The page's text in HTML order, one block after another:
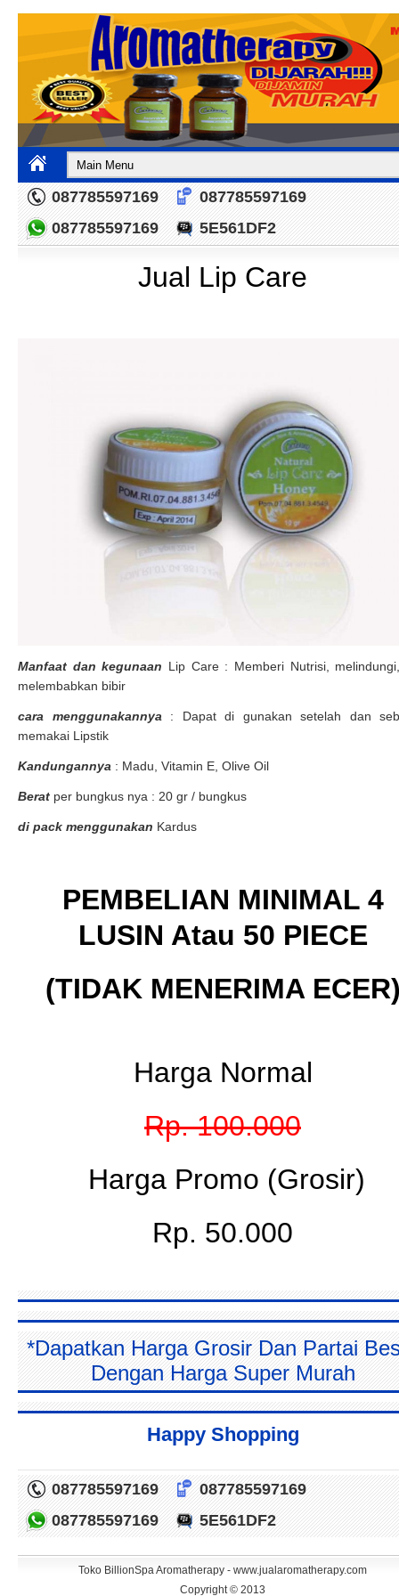
087785597169
087785597169
087785597169
5E561DF2
Jual Lip Care
Manfaat dan kegunaan Lip Care : Memberi Nutrisi,
melembabkan bibir
cara menggunakannya : Dapat di gunakan setelah dan
memakai Lipstik
Kandungannya : Madu, Vitamin E, Olive Oil
Berat per bungkus nya : 20 gr / bungkus
di pack menggunakan Kardus
PEMBELIAN MINIMAL 4
LUSIN Atau 50 PIECE
(TIDAK MENERIMA
Harga Normal
Rp. 100.000
Harga Promo (Grosir)
Rp. 50.000
*Dapatkan Harga Grosir Dan Partai
Dengan Harga Super Murah
Happy Shopping
087785597169
087785597169
087785597169
5E561DF2
Toko BillionSpa Aromatherapy - www.jualaromatherapy.com
Copyright © 2013